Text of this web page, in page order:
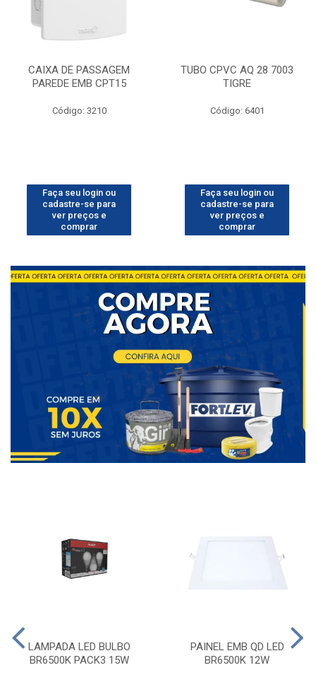
CAIXA DE PASSAGEM
PAREDE EMB CPT15
Código: 3210
Faça seu login ou
cadastre-se para
ver preços e
comprar
TUBO CPVC AQ 28 7003
TIGRE
Código: 6401
Faça seu login ou
cadastre-se para
ver preços e
comprar
LAMPADA LED BULBO
BR6500K PACK3 15W
PAINEL EMB QD LED
BR6500K 12W